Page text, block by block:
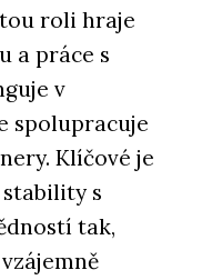
roli hraje
a práce s
v
spolupracuje
Klíčové je
s
tak,